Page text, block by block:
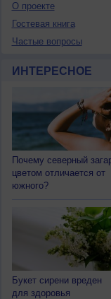
О проекте
Гостевая книга
Частые вопросы
ИНТЕРЕСНОЕ
Почему северный
цветом отличается от
южного?
Букет сирени вреден
для здоровья